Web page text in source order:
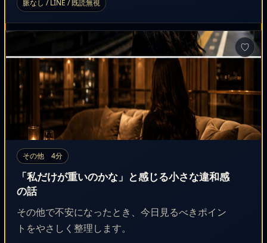
脈なし / LINE / 既読無視
その他 4分
「私だけが重いのかな」と感じる小さな違和感
の話
その他で不安になったとき、今日見るべきポイン
トをやさしく整理します。
♡